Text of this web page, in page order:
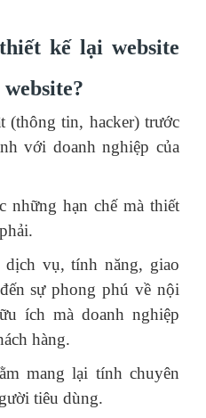
kế lại website
(thông tin, hacker) trước
với doanh nghiệp của
những hạn chế mà thiết
vụ, tính năng, giao
sự phong phú về nội
ích mà doanh nghiệp
hàng.
mang lại tính chuyên
tiêu dùng.